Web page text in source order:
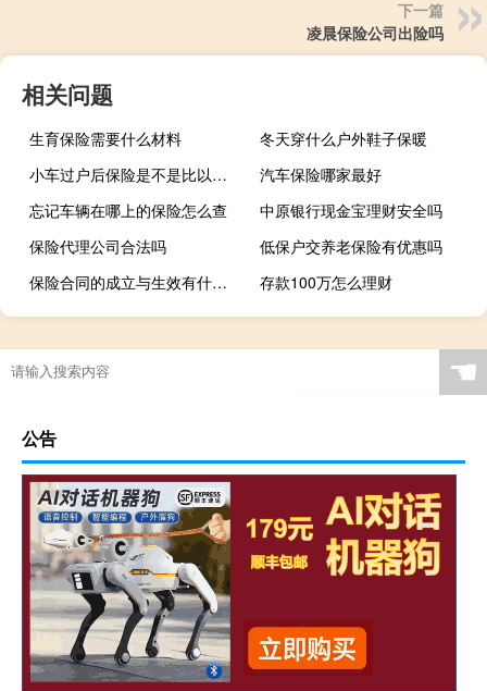
下一篇
凌晨保险公司出险吗
相关问题
生育保险需要什么材料
冬天穿什么户外鞋子保暖
小车过户后保险是不是比以前的高
汽车保险哪家最好
忘记车辆在哪上的保险怎么查
中原银行现金宝理财安全吗
保险代理公司合法吗
低保户交养老保险有优惠吗
保险合同的成立与生效有什么关系
存款100万怎么理财
☚
公告